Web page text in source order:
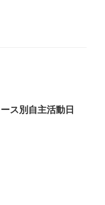
ス別自主活動日